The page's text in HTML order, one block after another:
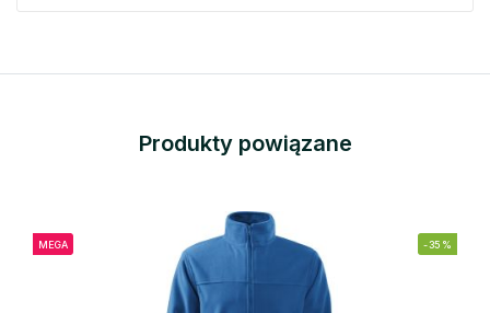
Produkty powiązane
MEGA -35%